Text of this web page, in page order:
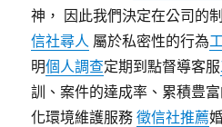
神， 因此我們決定在公司的
信社尋人 屬於私密性的行為
明個人調查定期到點督導客服
訓、案件的達成率、累積豊
化環境維護服務徵信社推薦